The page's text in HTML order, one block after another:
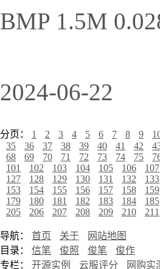
BMP 1.5M
2024-06-22
分页： 1 2 3 4 5 6 7 8 9
35
36 37 38 39 40 41 42
68
69 70 71 72 73 74 75
101
102 103 104 105 106 107
127
128 129 130 131 132 133
153
154 155 156 157 158 159
179
180 181 182 183 184 185
205
206 207 208 209 210 211
导航： 首页 关于
网站地图
目录： 信笔 俊照 俊笔
俊作
专栏： 开源实例 云服评分 网购实